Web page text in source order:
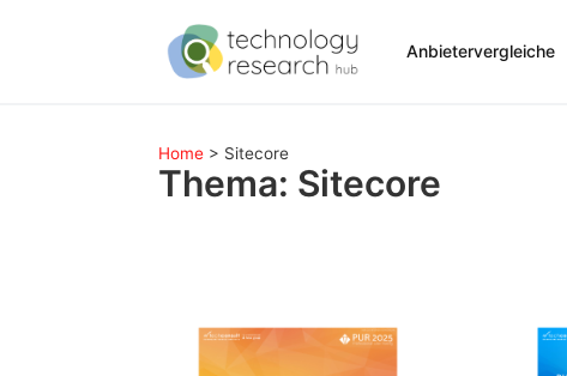
Anbietervergleiche
Home > Sitecore
Thema: Sitecore